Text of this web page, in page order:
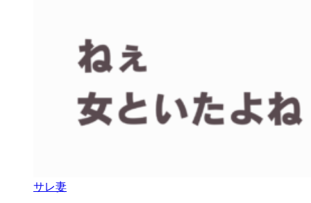
サレ妻